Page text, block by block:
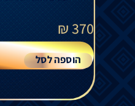
370
₪
הוספה לסל